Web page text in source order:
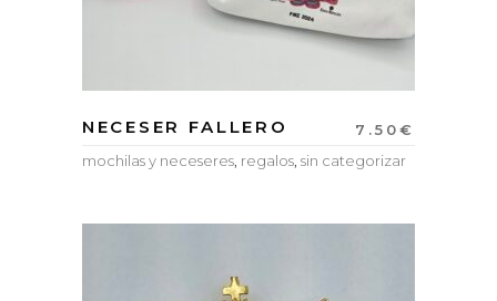
NECESER FALLERO 7.50€
mochilas y neceseres, regalos, sin categorizar